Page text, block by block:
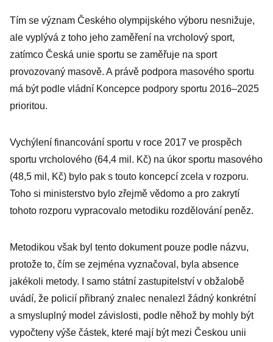
společností
strachu
Tím se význam Českého olympijského výboru nesnižuje,
ale vyplývá z toho jeho zaměření na vrcholový sport,
zatímco Česká unie sportu se zaměřuje na sport
provozovaný masově. A právě podpora masového sportu
má být podle vládní Koncepce podpory sportu 2016–2025
prioritou.
Vychýlení financování sportu v roce 2017 ve prospěch
sportu vrcholového (64,4 mil. Kč) na úkor sportu masového
(48,5 mil, Kč) bylo pak s touto koncepcí zcela v rozporu.
Toho si ministerstvo bylo zřejmě vědomo a pro zakrytí
tohoto rozporu vypracovalo metodiku rozdělování peněz.
Metodikou však byl tento dokument pouze podle názvu,
protože to, čím se zejména vyznačoval, byla absence
jakékoli metody. I samo státní zastupitelství v obžalobě
uvádí, že policií přibraný znalec nenalezl žádný konkrétní
a smysluplný model závislosti, podle něhož by mohly být
vypočteny výše částek, které mají být mezi Českou unii